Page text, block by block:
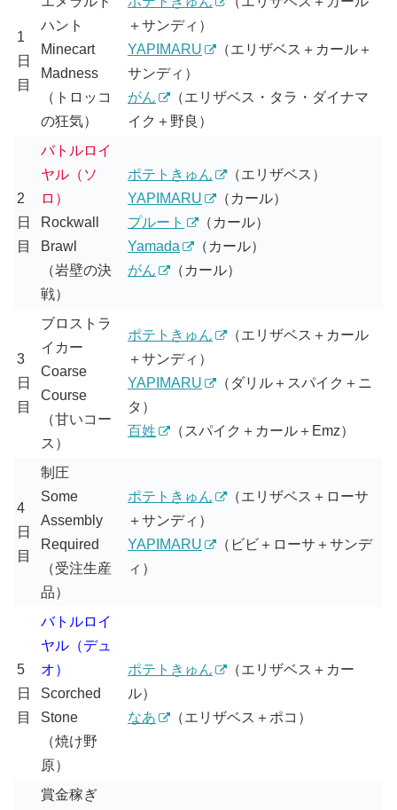
1
日
目
ハント
Minecart
Madness
（トロッコ
の狂気）
＋サンディ）
YAPIMARU
（エリザベス＋カール＋
サンディ）
がん
（エリザベス・タラ・ダイナマ
イク＋野良）
2
日
目
バトルロイ
ヤル（ソ
ロ）
Rockwall
Brawl
（岩壁の決
戦）
ポテトきゅん
（エリザベス）
YAPIMARU
（カール）
プルート
（カール）
Yamada
（カール）
がん
（カール）
3
日
目
ブロストラ
イカー
Coarse
Course
（甘いコー
ス）
ポテトきゅん
（エリザベス＋カール
＋サンディ）
YAPIMARU
（ダリル＋スパイク＋ニ
タ）
百姓
（スパイク＋カール＋Emz）
4
日
目
制圧
Some
Assembly
Required
（受注生産
品）
ポテトきゅん
（エリザベス＋ローサ
＋サンディ）
YAPIMARU
（ビビ＋ローサ＋サンデ
ィ）
5
日
目
バトルロイ
ヤル（デュ
オ）
Scorched
Stone
（焼け野
原）
ポテトきゅん
（エリザベス＋カー
ル）
なあ
（エリザベス＋ポコ）
賞金稼ぎ